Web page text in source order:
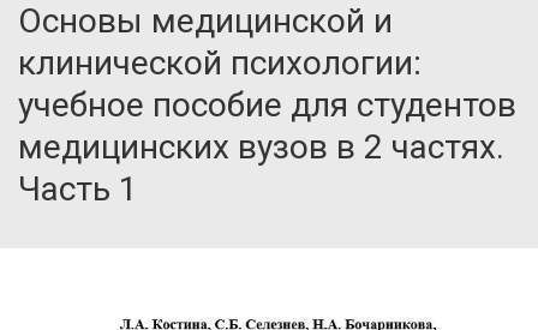
Основы медицинской и
клинической психологии:
учебное пособие для студентов
медицинских вузов в 2 частях.
Часть 1